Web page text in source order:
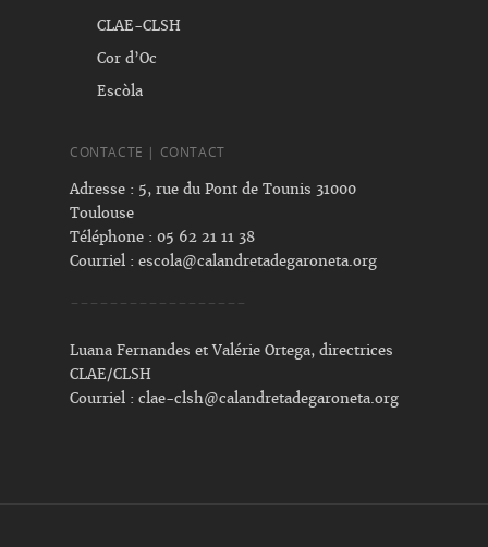
CLAE-CLSH
Cor d’Oc
Escòla
CONTACTE | CONTACT
Adresse : 5, rue du Pont de Tounis 31000
Toulouse
Téléphone : 05 62 21 11 38
Courriel : escola@calandretadegaroneta.org
------------------
Luana Fernandes et Valérie Ortega, directrices
CLAE/CLSH
Courriel : clae-clsh@calandretadegaroneta.org